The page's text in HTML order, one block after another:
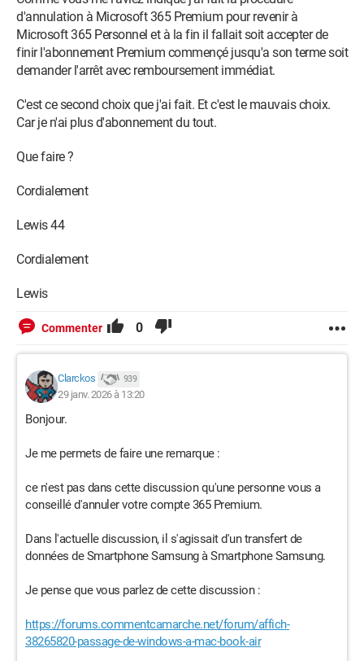
d'annulation à Microsoft 365 Premium pour revenir à
Microsoft 365 Personnel et à la fin il fallait soit accepter de
finir l'abonnement Premium commençé jusqu'a son terme soit
demander l'arrêt avec remboursement immédiat.
C'est ce second choix que j'ai fait. Et c'est le mauvais choix.
Car je n'ai plus d'abonnement du tout.
Que faire ?
Cordialement
Lewis 44
Cordialement
Lewis
Commenter 0
Clarckos 939
29 janv. 2026 à 13:20
Bonjour.
Je me permets de faire une remarque :
ce n'est pas dans cette discussion qu'une personne vous a
conseillé d'annuler votre compte 365 Premium.
Dans l'actuelle discussion, il s'agissait d'un transfert de
données de Smartphone Samsung à Smartphone Samsung.
Je pense que vous parlez de cette discussion :
https://forums.commentcamarche.net/forum/affich-
38265820-passage-de-windows-a-mac-book-air